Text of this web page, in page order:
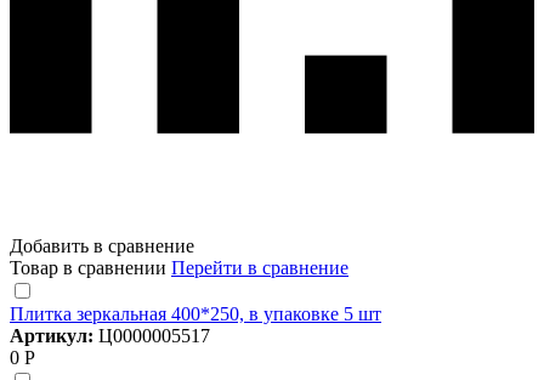
Добавить в сравнение
Товар в сравнении Перейти в сравнение
Плитка зеркальная 400*250, в упаковке 5 шт
Артикул: Ц0000005517
0 Р